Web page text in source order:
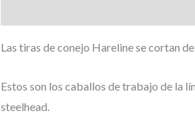
Las tiras de conejo Hareline se cortan
Estos son los caballos de trabajo de la
steelhead.